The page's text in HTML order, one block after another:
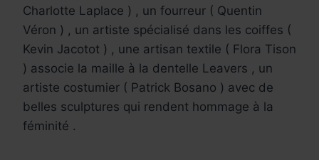
Charlotte Laplace ) , un fourreur ( Quentin
Véron ) , un artiste spécialisé dans les coiffes (
Kevin Jacotot ) , une artisan textile ( Flora Tison
) associe la maille à la dentelle Leavers , un
artiste costumier ( Patrick Bosano ) avec de
belles sculptures qui rendent hommage à la
féminité .